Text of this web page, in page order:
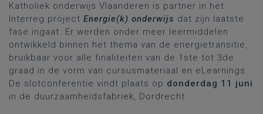
Katholiek onderwijs Vlaanderen is partner in het
Interreg project Energie(k) onderwijs dat zijn laatste
fase ingaat. Er werden onder meer leermiddelen
ontwikkeld binnen het thema van de energietransitie,
bruikbaar voor alle finaliteiten van de 1ste tot 3de
graad in de vorm van cursusmateriaal en eLearnings.
De slotconferentie vindt plaats op donderdag 11 juni
in de duurzaamheidsfabriek, Dordrecht.